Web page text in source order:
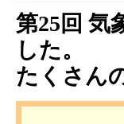
第25回 気
した。
たくさん